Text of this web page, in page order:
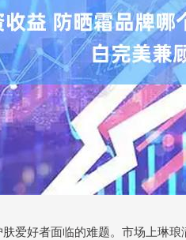
爱好者面临的难题。市场上琳